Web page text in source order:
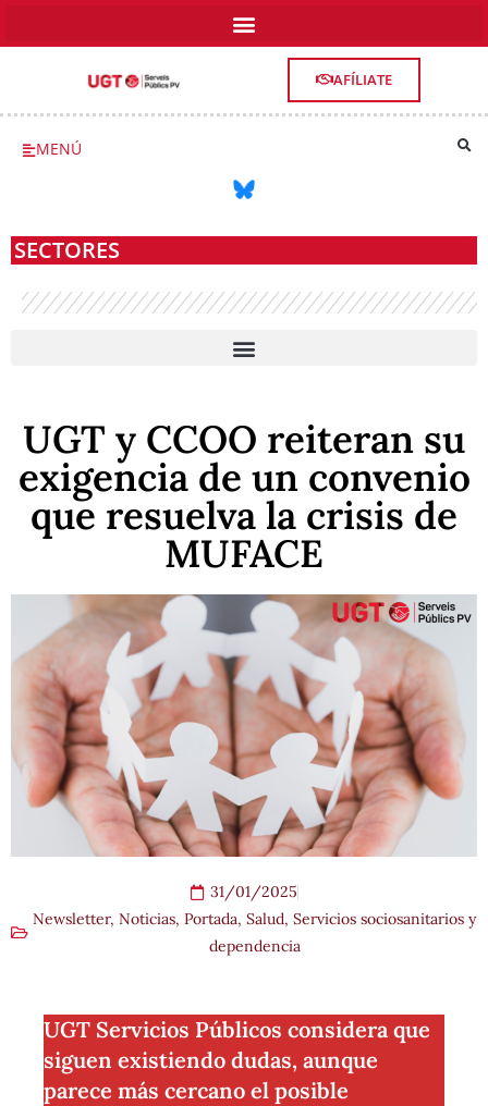
AFÍLIATE
MENÚ
SECTORES
UGT y CCOO reiteran su
exigencia de un convenio
que resuelva la crisis de
MUFACE
31/01/2025
Newsletter, Noticias, Portada, Salud, Servicios sociosanitarios y
dependencia
UGT Servicios Públicos considera que
siguen existiendo dudas, aunque
parece más cercano el posible